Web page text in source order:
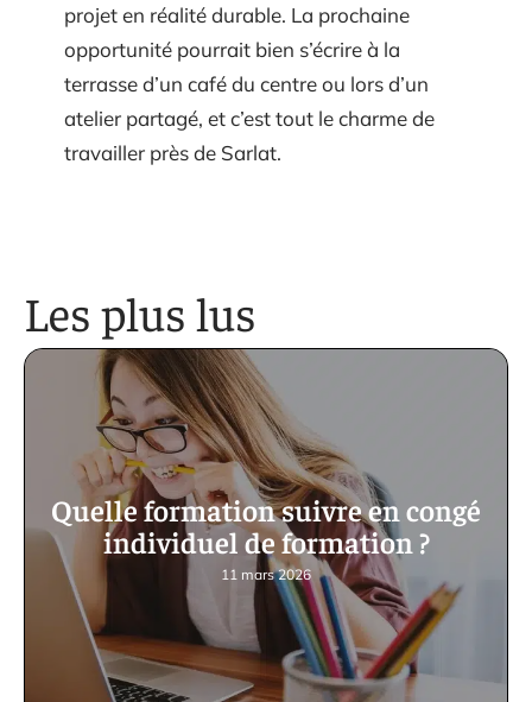
projet en réalité durable. La prochaine
opportunité pourrait bien s’écrire à la
terrasse d’un café du centre ou lors d’un
atelier partagé, et c’est tout le charme de
travailler près de Sarlat.
Les plus lus
Quelle formation suivre en congé
individuel de formation ?
11 mars 2026